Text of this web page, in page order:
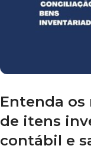
Entenda
de itens
contábil e